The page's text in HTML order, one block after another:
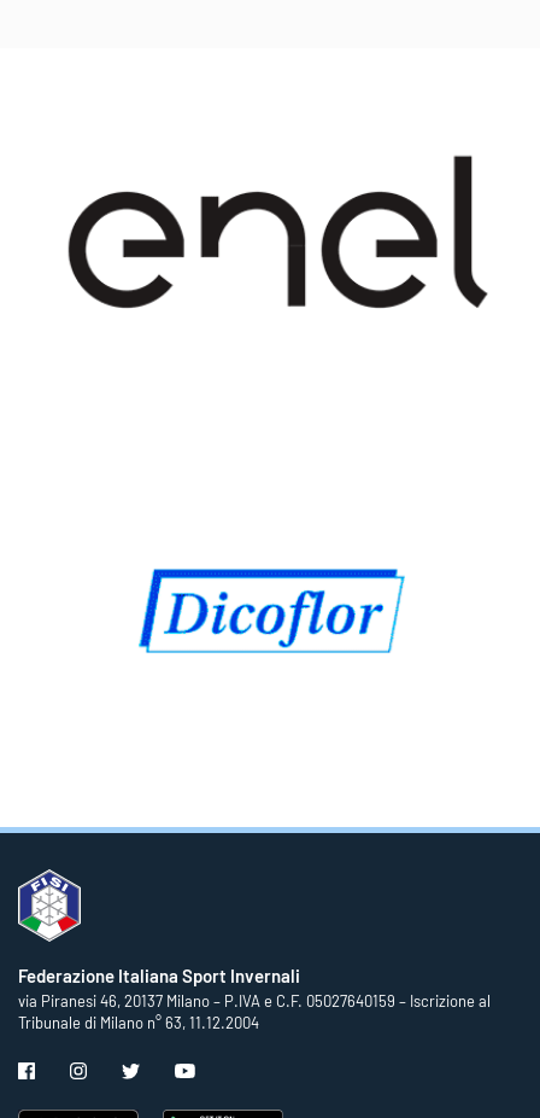
Federazione Italiana Sport Invernali
via Piranesi 46, 20137 Milano – P.IVA e C.F. 05027640159 – Iscrizione al
Tribunale di Milano n° 63, 11.12.2004